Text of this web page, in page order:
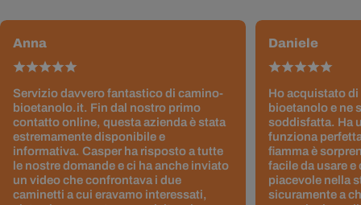
Anna
Servizio davvero fantastico di camino-
bioetanolo.it. Fin dal nostro primo
contatto online, questa azienda è stata
estremamente disponibile e
informativa. Casper ha risposto a tutte
le nostre domande e ci ha anche inviato
un video che confrontava i due
caminetti a cui eravamo interessati,
Daniele
Ho acquistato di
bioetanolo e ne
soddisfatta. Ha
funziona
fiamma è
facile da usare e
piacevole nella
sicuramente a